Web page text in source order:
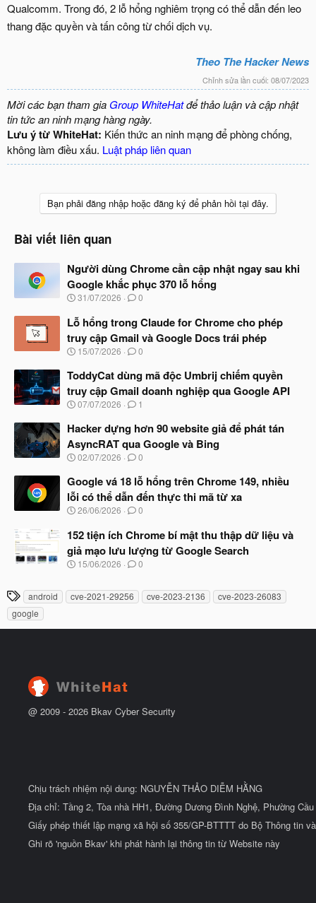
Qualcomm. Trong đó, 2 lỗ hổng nghiêm trọng có thể dẫn đến leo
thang đặc quyền và tấn công từ chối dịch vụ.
Theo The Hacker News
Chỉnh sửa lần cuối: 08/07/2023
Mời các bạn tham gia Group WhiteHatđể thảo luận và cập nhật
tin tức an ninh mạng hàng ngày.
Lưu ý từ WhiteHat: Kiến thức an ninh mạng để phòng chống,
không làm điều xấu. Luật pháp liên quan
Bạn phải đăng nhập hoặc đăng ký để phản hồi tại đây.
Bài viết liên quan
Người dùng Chrome cần cập nhật ngay sau khi
Google khắc phục 370 lỗ hổng
N
à
y
b
ắ
đ
ầ
u
31/07/2026 0
Lỗ hổng trong Claude for Chrome cho phép
truy cập Gmail và Google Docs trái phép
N
à
b
ắ
đ
ầ
u
15/07/2026 0
ToddyCat dùng mã độc Umbrij chiếm quyền
truy cập Gmail doanh nghiệp qua Google API
N
à
b
ắ
đ
ầ
u
07/07/2026 1
Hacker dựng hơn 90 website giả để phát tán
AsyncRAT qua Google và Bing
N
à
b
ắ
đ
ầ
u
02/07/2026 0
Google vá 18 lỗ hổng trên Chrome 149, nhiều
lỗi có thể dẫn đến thực thi mã từ xa
N
à
y
b
ắ
đ
ầ
26/06/2026 0
152 tiện ích Chrome bí mật thu thập dữ liệu và
giả mạo lưu lượng từ Google Search
N
y
t
15/06/2026 0
T
h
ẻ
android cve-2021-29256 cve-2023-2136
cve-2023-26083
google
@ 2009 - 2026 Bkav Cyber Security
Chịu trách nhiệm nội dung: NGUYỄN THẢO DIỄM HẰNG
Địa chỉ: Tầng 2, Tòa nhà HH1, Đường Dương Đình Nghệ, Phường
Giấy phép thiết lập mạng xã hội số 355/GP-BTTTT do Bộ Thông tin
Ghi rõ 'nguồn Bkav' khi phát hành lại thông tin từ Website này